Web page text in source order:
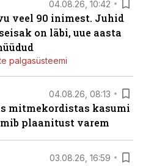
04.08.26, 10:42
veel 90 inimest. Juhid
on läbi, uue aasta
palgasüsteemi
04.08.26, 08:13
mitmekordistas kasumi
plaanitust varem
03.08.26, 16:59